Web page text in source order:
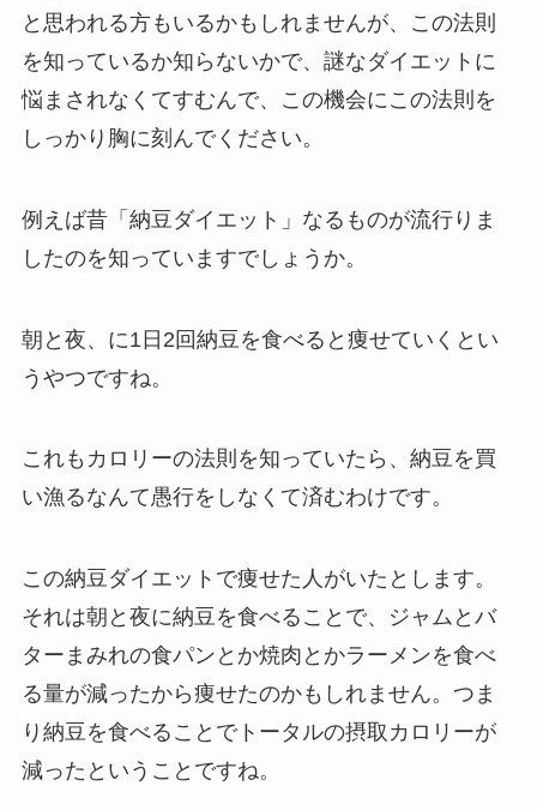
と思われる方もいるかもしれませんが、この法則
を知っているか知らないかで、謎なダイエットに
悩まされなくてすむんで、この機会にこの法則を
しっかり胸に刻んでください。
例えば昔「納豆ダイエット」なるものが流行りま
したのを知っていますでしょうか。
朝と夜、に1日2回納豆を食べると痩せていくとい
うやつですね。
これもカロリーの法則を知っていたら、納豆を買
い漁るなんて愚行をしなくて済むわけです。
この納豆ダイエットで痩せた人がいたとします。
それは朝と夜に納豆を食べることで、ジャムとバ
ターまみれの食パンとか焼肉とかラーメンを食べ
る量が減ったから痩せたのかもしれません。つま
り納豆を食べることでトータルの摂取カロリーが
減ったということですね。